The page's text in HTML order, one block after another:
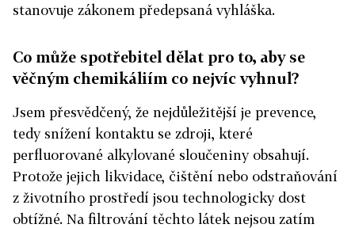
stanovuje zákonem předepsaná vyhláška.
Co může spotřebitel dělat pro to, aby se
věčným chemikáliím co nejvíc vyhnul?
Jsem přesvědčený, že nejdůležitější je prevence,
tedy snížení kontaktu se zdroji, které
perfluorované alkylované sloučeniny obsahují.
Protože jejich likvidace, čištění nebo odstraňování
z životního prostředí jsou technologicky dost
obtížné. Na filtrování těchto látek nejsou zatím